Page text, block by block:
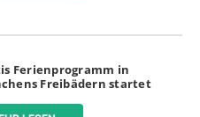
Ferienprogramm in
Freibädern startet